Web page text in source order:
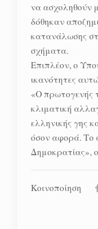
να ασχοληθούν
δόθηκαν
κατανάλωσης
σχήματα.
Επιπλέον, ο
ικανότητες
«Ο πρωτογενής
κλιματική
ελληνικής γης
όσον αφορά. Το
Δημοκρατίας»,
Κοινοποίηση